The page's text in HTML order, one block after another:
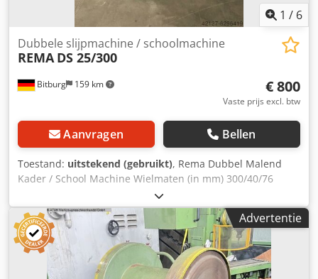
1 / 6
Bitburg 159 km
Dubbele slijpmachine / schoolmachine
REMA DS 25/300
€ 800
Vaste prijs excl. btw
Aanvragen Bellen
Toestand: uitstekend (gebruikt), Rema Dubbel Malend
Kader / School Machine Wielmaten (in mm) 300/40/76
Vermogen (in KW): 1,8 Snelheid (rpm): 1450 Chsdshaf
Ndopfx Aa Uea Spanning: 380 Volt Lamp Shields Plaats: Ex-
voorraad 54634 Bitburg - onmiddellijk beschikbaar -Advertentie